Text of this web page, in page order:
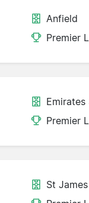
Anfield
Premier
Emirates
Premier
St